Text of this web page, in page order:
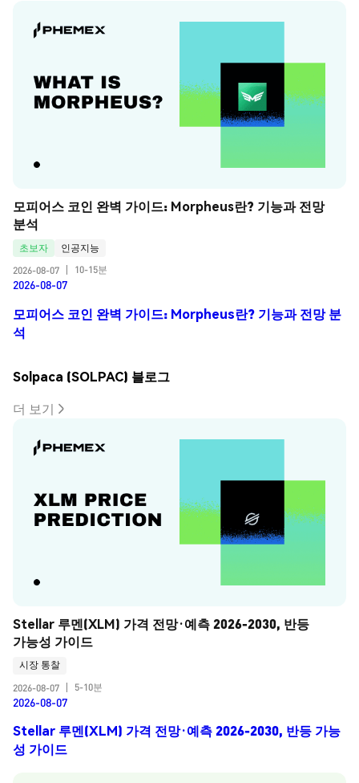
모피어스 코인 완벽 가이드: Morpheus란? 기능과 전망
분석
초보자
인공지능
2026-08-07
10-15분
2026-08-07
모피어스 코인 완벽 가이드: Morpheus란? 기능과 전망 분
석
Solpaca (SOLPAC) 블로그
더 보기
Stellar 루멘(XLM) 가격 전망·예측 2026-2030, 반등
가능성 가이드
시장 통찰
2026-08-07
5-10분
2026-08-07
Stellar 루멘(XLM) 가격 전망·예측 2026-2030, 반등 가능
성 가이드